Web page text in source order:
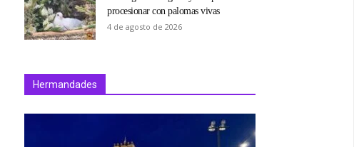
procesionar con palomas vivas
4 de agosto de 2026
Hermandades